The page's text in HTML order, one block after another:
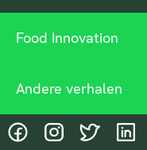
Food Innovation
Andere verhalen
@HASgreenacademy